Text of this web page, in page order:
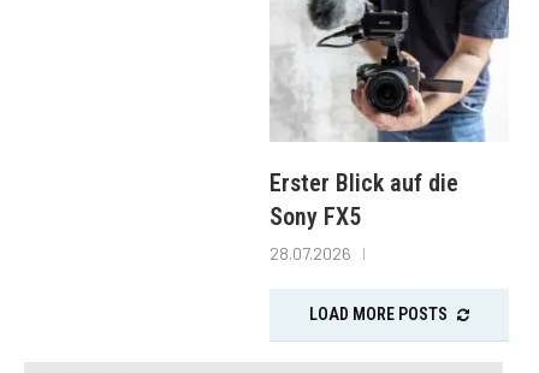
Erster Blick auf die
Sony FX5
28.07.2026
LOAD MORE POSTS